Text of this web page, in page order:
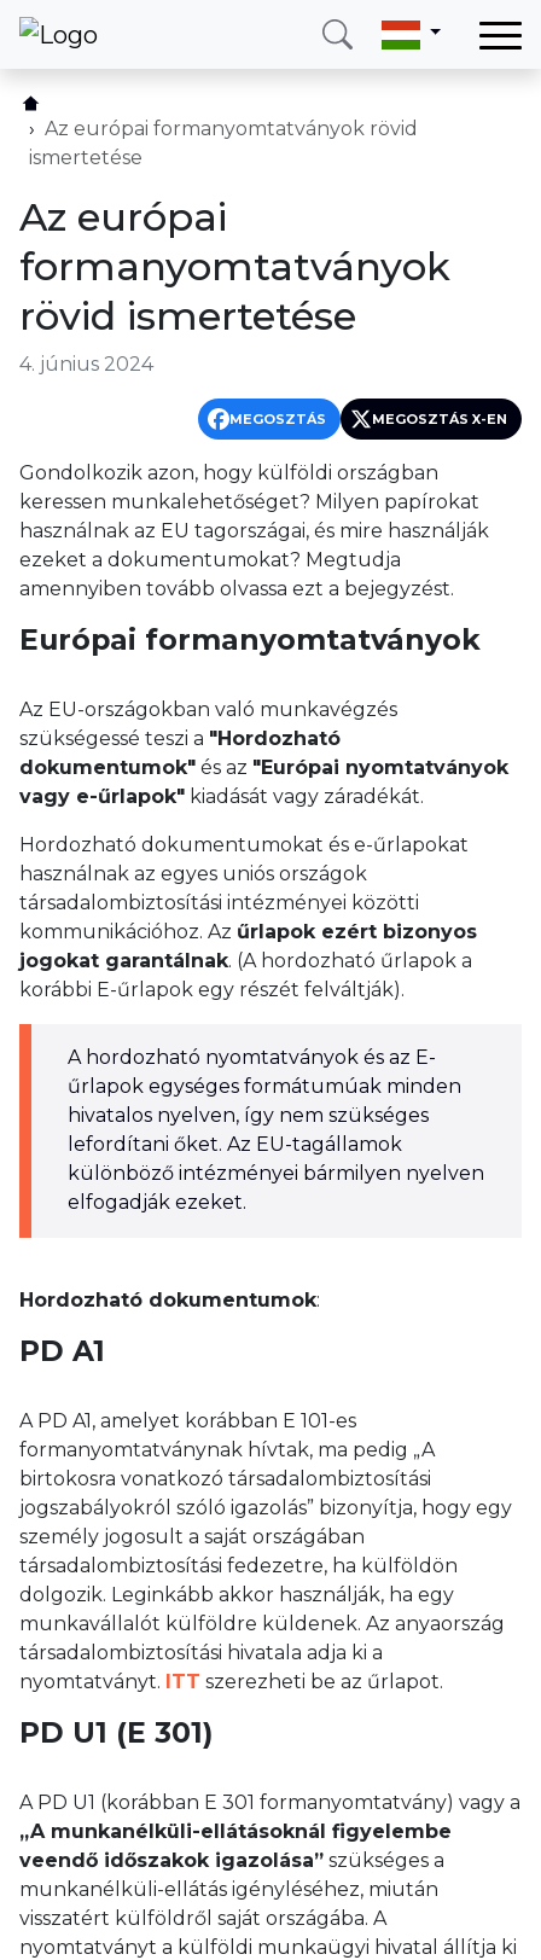
Szolgáltatásaink
Rólunk
Blog
Kapcsolat
Telefon
(+420) 234 261 904
E-mail
info@neotax.eu
Az európai formanyomtatványok rövid
ismertetése
Az európai
formanyomtatványok
rövid ismertetése
4. június 2024
MEGOSZTÁS MEGOSZTÁS X-EN
Gondolkozik azon, hogy külföldi országban
keressen munkalehetőséget? Milyen papírokat
használnak az EU tagországai, és mire használják
ezeket a dokumentumokat? Megtudja
amennyiben tovább olvassa ezt a bejegyzést.
Európai formanyomtatványok
Az EU-országokban való munkavégzés
szükségessé teszi a "Hordozható
dokumentumok" és az "Európai nyomtatványok
vagy e-űrlapok" kiadását vagy záradékát.
Hordozható dokumentumokat és e-űrlapokat
használnak az egyes uniós országok
társadalombiztosítási intézményei közötti
kommunikációhoz. Az űrlapok ezért bizonyos
jogokat garantálnak. (A hordozható űrlapok a
korábbi E-űrlapok egy részét felváltják).
A hordozható nyomtatványok és az E-
űrlapok egységes formátumúak minden
hivatalos nyelven, így nem szükséges
lefordítani őket. Az EU-tagállamok
különböző intézményei bármilyen nyelven
elfogadják ezeket.
Hordozható dokumentumok:
PD A1
A PD A1, amelyet korábban E 101-es
formanyomtatványnak hívtak, ma pedig „A
birtokosra vonatkozó társadalombiztosítási
jogszabályokról szóló igazolás” bizonyítja, hogy egy
személy jogosult a saját országában
társadalombiztosítási fedezetre, ha külföldön
dolgozik. Leginkább akkor használják, ha egy
munkavállalót külföldre küldenek. Az anyaország
társadalombiztosítási hivatala adja ki a
nyomtatványt. ITT szerezheti be az űrlapot.
PD U1 (E 301)
A PD U1 (korábban E 301 formanyomtatvány) vagy a
„A munkanélküli-ellátásoknál figyelembe
veendő időszakok igazolása” szükséges a
munkanélküli-ellátás igényléséhez, miután
visszatért külföldről saját országába. A
nyomtatványt a külföldi munkaügyi hivatal állítja ki